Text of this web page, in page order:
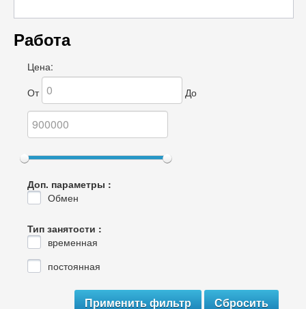
Работа
Цена:
От
До
Доп. параметры :
Обмен
Тип занятости :
временная
постоянная